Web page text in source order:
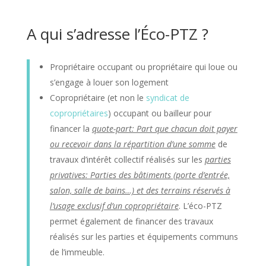
A qui s’adresse l’Éco-PTZ ?
Propriétaire occupant ou propriétaire qui loue ou
s’engage à louer son logement
Copropriétaire (et non le syndicat de
copropriétaires) occupant ou bailleur pour
financer la quote-part: Part que chacun doit payer
ou recevoir dans la répartition d’une sommede
travaux d’intérêt collectif réalisés sur les parties
privatives: Parties des bâtiments (porte d’entrée,
salon, salle de bains…) et des terrains réservés à
l’usage exclusif d’un copropriétaire. L’éco-PTZ
permet également de financer des travaux
réalisés sur les parties et équipements communs
de l’immeuble.